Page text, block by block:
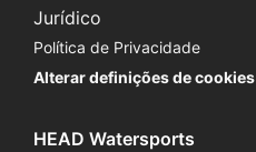
Jurídico
Política de Privacidade
Alterar definições de cookies
HEAD Watersports